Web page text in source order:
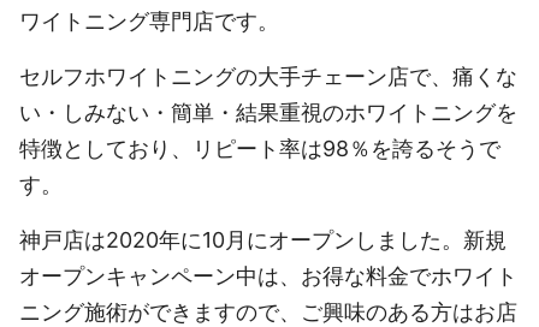
ワイトニング専門店です。
セルフホワイトニングの大手チェーン店で、痛くな
い・しみない・簡単・結果重視のホワイトニングを
特徴としており、リピート率は98％を誇るそうで
す。
神戸店は2020年に10月にオープンしました。新規
オープンキャンペーン中は、お得な料金でホワイト
ニング施術ができますので、ご興味のある方はお店